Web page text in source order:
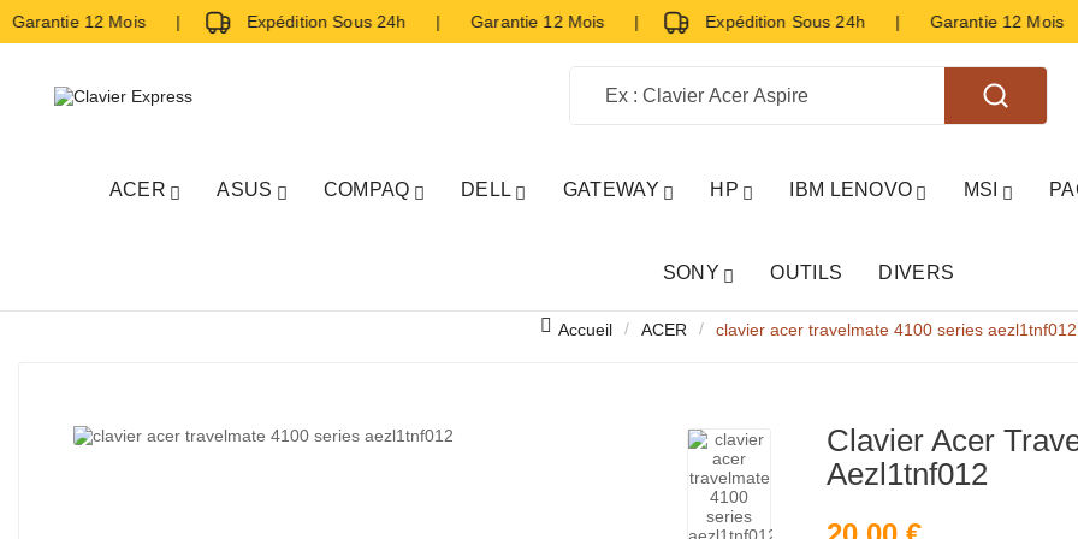
12 Mois | Expédition Sous 24h | Garantie 12 Mois | Expédition Sous 24h | Garantie 12 Mois
ACER ASUS COMPAQ DELL GATEWAY HP IBM LENOVO MSI
SONY OUTILS DIVERS
Accueil ACER clavier acer travelmate 4100 series aezl1tnf012
Clavier Acer
Aezl1tnf012